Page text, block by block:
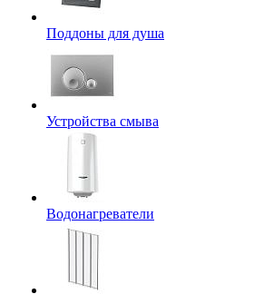
Поддоны для душа
Устройства смыва
Водонагреватели